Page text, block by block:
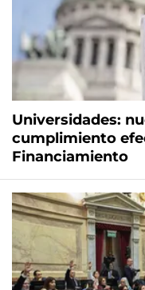
Universidades:
cumplimiento
Financiamiento